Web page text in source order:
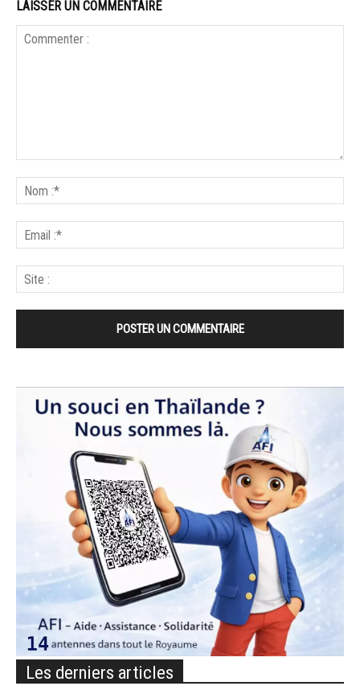
LAISSER UN COMMENTAIRE
Les derniers articles